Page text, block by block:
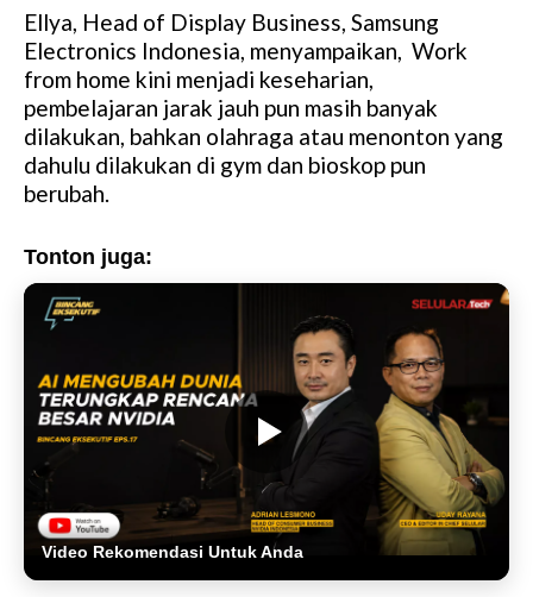
Ellya, Head of Display Business, Samsung
Electronics Indonesia, menyampaikan, Work
from home kini menjadi keseharian,
pembelajaran jarak jauh pun masih banyak
dilakukan, bahkan olahraga atau menonton yang
dahulu dilakukan di gym dan bioskop pun
berubah.
Tonton juga:
Video Rekomendasi Untuk Anda